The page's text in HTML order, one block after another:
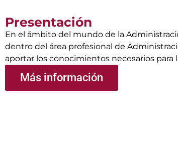
Presentación
En el ámbito del mundo de la
dentro del área profesional de
aportar los conocimientos necesarios
Más información